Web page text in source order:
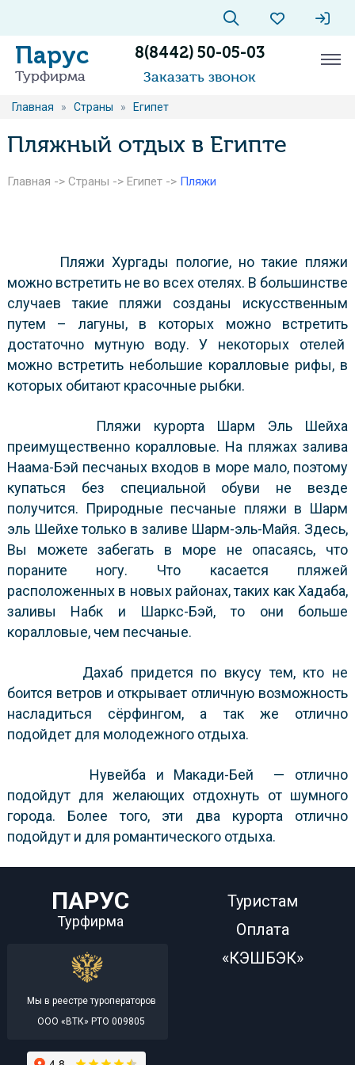
Парус
Турфирма
8(8442) 50-05-03
Заказать звонок
Главная » Страны » Египет
Пляжный отдых в Египте
Главная -> Страны -> Египет-> Пляжи
Пляжи Хургады пологие, но такие пляжи
можно встретить не во всех отелях. В большинстве
случаев такие пляжи созданы искусственным
путем – лагуны, в которых можно встретить
достаточно мутную воду. У некоторых отелей
можно встретить небольшие коралловые рифы, в
которых обитают красочные рыбки.
Пляжи курорта Шарм Эль Шейха
преимущественно коралловые. На пляжах залива
Наама-Бэй песчаных входов в море мало, поэтому
купаться без специальной обуви не везде
получится. Природные песчаные пляжи в Шарм
эль Шейхе только в заливе Шарм-эль-Майя. Здесь,
Вы можете забегать в море не опасаясь, что
пораните ногу. Что касается пляжей
расположенных в новых районах, таких как Хадаба,
заливы Набк и Шаркс-Бэй, то они больше
коралловые, чем песчаные.
Дахаб придется по вкусу тем, кто не
боится ветров и открывает отличную возможность
насладиться сёрфингом, а так же отлично
подойдет для молодежного отдыха.
Нувейба и Макади-Бей — отлично
подойдут для желающих отдохнуть от шумного
города. Более того, эти два курорта отлично
подойдут и для романтического отдыха.
ПАРУС
Турфирма
Мы в реестре туроператоров
ООО «ВТК» РТО 009805
Туристам
Оплата
«КЭШБЭК»